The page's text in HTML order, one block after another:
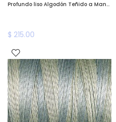
Profundo liso Algodón Teñido a Mano
$ 215.00